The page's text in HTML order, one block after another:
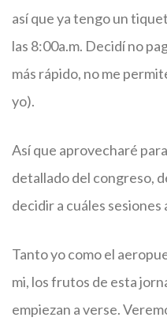
así que ya tengo un
las 8:00a.m. Decidí no
más rápido, no me
yo).
Así que aprovecharé
detallado del congreso,
decidir a cuáles sesiones
Tanto yo como el
mi, los frutos de esta
empiezan a verse.